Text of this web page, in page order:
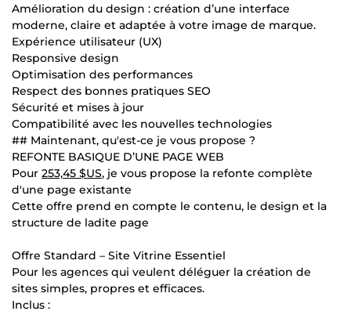
Amélioration du design : création d’une interface
moderne, claire et adaptée à votre image de marque.
Expérience utilisateur (UX)
Responsive design
Optimisation des performances
Respect des bonnes pratiques SEO
Sécurité et mises à jour
Compatibilité avec les nouvelles technologies
## Maintenant, qu'est-ce je vous propose ?
REFONTE BASIQUE D’UNE PAGE WEB
Pour 253,45 $US, je vous propose la refonte complète
d'une page existante
Cette offre prend en compte le contenu, le design et la
structure de ladite page
Offre Standard – Site Vitrine Essentiel
Pour les agences qui veulent déléguer la création de
sites simples, propres et efficaces.
Inclus :